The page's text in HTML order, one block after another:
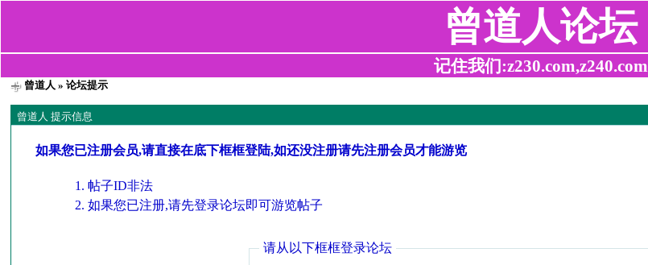
曾道人论坛
记住我们:z230.com,z240.com
曾道人 » 论坛提示
曾道人 提示信息
如果您已注册会员,请直接在底下框框登陆,如还没注册请先注册会员才能游览
帖子ID非法
如果您已注册,请先登录论坛即可游览帖子
请从以下框框登录论坛